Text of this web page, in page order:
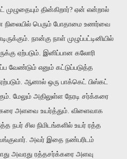
தின்கிறார்? ஏன் என்றால்
நிலையில் பெரும் போதாமை உணர்வை
நான்கு நாள் முழுப்பட்டினியில்
ஏற்படும். இனிப்பான கலோரி
வேண்டும் எனும் கட்டுப்படுத்த
ஆனால் ஒரு பாக்கெட் பிஸ்கட்
மேலும் அதிலுள்ள நேரடி சர்க்கரை
அளவை உயர்த்தும். விளைவாக
நபர் சில நிமிடங்களில் உயர் ரத்த
அவர் இதை நண்பரிடம்
அவரது ரத்தசர்க்கரை அளவு